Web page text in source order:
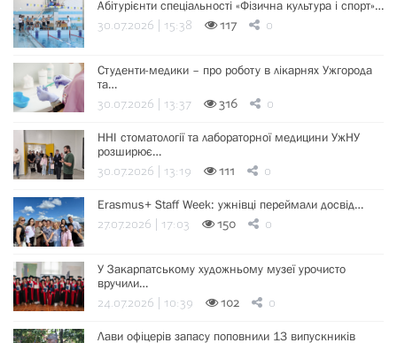
Абітурієнти спеціальності «Фізична культура і спорт»…
30.07.2026 | 15:38 117 0
Студенти-медики – про роботу в лікарнях Ужгорода
та…
30.07.2026 | 13:37 316 0
ННІ стоматології та лабораторної медицини УжНУ
розширює…
30.07.2026 | 13:19 111 0
Erasmus+ Staff Week: ужнівці переймали досвід…
27.07.2026 | 17:03 150 0
У Закарпатському художньому музеї урочисто
вручили…
24.07.2026 | 10:39 102 0
Лави офіцерів запасу поповнили 13 випускників